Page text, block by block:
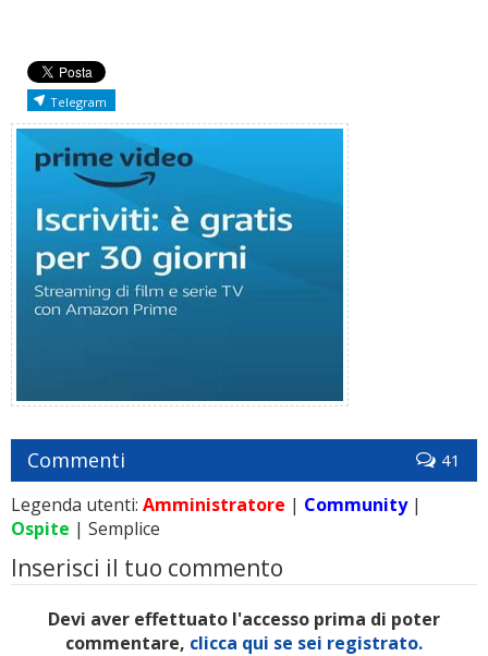
Telegram
Commenti 41
Legenda utenti: Amministratore | Community|
Ospite | Semplice
Inserisci il tuo commento
Devi aver effettuato l'accesso prima di poter
commentare, clicca qui se sei registrato.